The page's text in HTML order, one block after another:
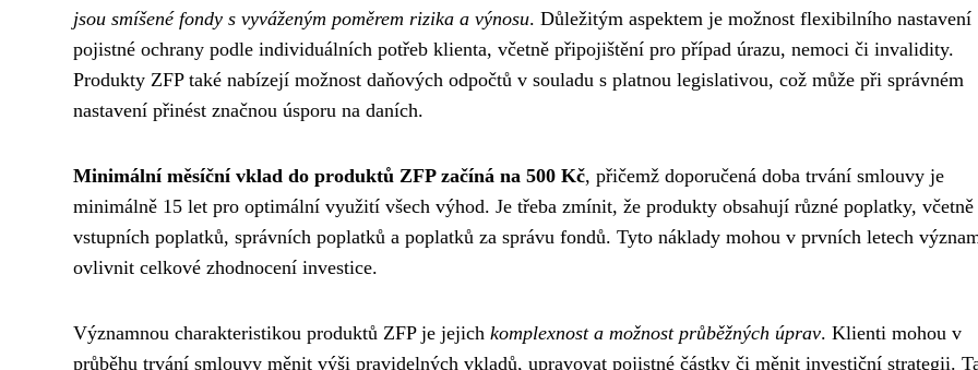
jsou smíšené fondy s vyváženým poměrem rizika a výnosu. Důležitým aspektem je možnost flexibilního nastavení
pojistné ochrany podle individuálních potřeb klienta, včetně připojištění pro případ úrazu, nemoci či invalidity.
Produkty ZFP také nabízejí možnost daňových odpočtů v souladu s platnou legislativou, což může při správném
nastavení přinést značnou úsporu na daních.
Minimální měsíční vklad do produktů ZFP začíná na 500 Kč, přičemž doporučená doba trvání smlouvy je
minimálně 15 let pro optimální využití všech výhod. Je třeba zmínit, že produkty obsahují různé poplatky, včetně
vstupních poplatků, správních poplatků a poplatků za správu fondů. Tyto náklady mohou v prvních letech
ovlivnit celkové zhodnocení investice.
Významnou charakteristikou produktů ZFP je jejich komplexnost a možnost průběžných úprav. Klienti mohou v
průběhu trvání smlouvy měnit výši pravidelných vkladů, upravovat pojistné částky či měnit investiční strategii.